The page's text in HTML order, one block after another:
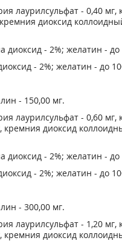
лаурилсульфат - 0,40 мг,
диоксид
диоксид - 2%; желатин - до
- 2%; желатин - до
- 150,00 мг.
лаурилсульфат - 0,60 мг,
диоксид
диоксид - 2%; желатин - до
- 2%; желатин - до
- 300,00 мг.
лаурилсульфат - 1,20 мг,
диоксид